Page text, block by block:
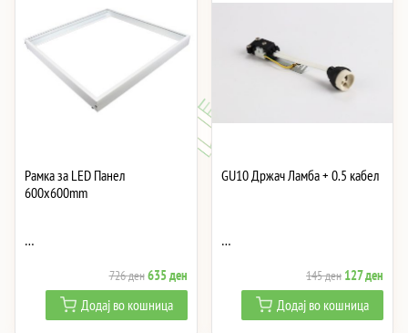
Рамка за LED Панел
600x600mm
…
726денOriginal
price
was:
635денCurrent
price
is:
Додај во кошница
GU10 Држач Ламба + 0.5 кабел
…
145ден Original
price
was:
127ден
price
is:
Додај во кошница